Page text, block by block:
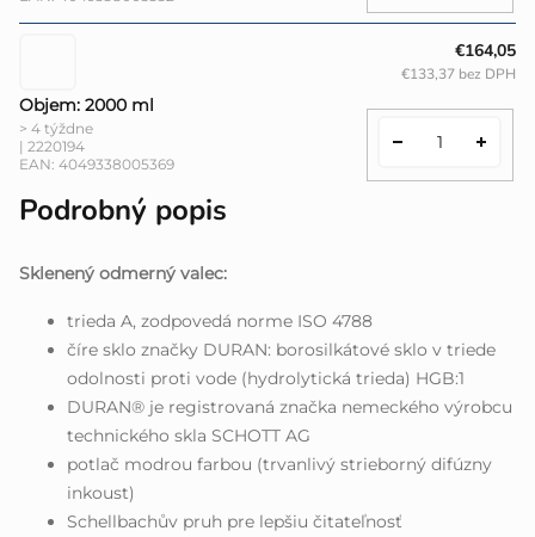
Objem: 2000 ml
> 4 týždne
| 2220194
EAN: 4049338005369
€164,05
€133,37 bez DPH
Podrobný popis
Sklenený odmerný valec:
trieda A, zodpovedá norme ISO 4788
číre sklo značky DURAN: borosilkátové sklo v triede
odolnosti proti vode (hydrolytická trieda) HGB:1
DURAN® je registrovaná značka nemeckého výrobcu
technického skla SCHOTT AG
potlač modrou farbou (trvanlivý strieborný difúzny
inkoust)
Schellbachův pruh pre lepšiu čitateľnosť